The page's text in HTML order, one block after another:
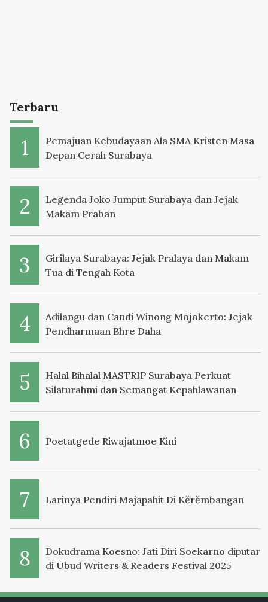
Terbaru
Pemajuan Kebudayaan Ala SMA Kristen Masa
Depan Cerah Surabaya
Legenda Joko Jumput Surabaya dan Jejak
Makam Praban
Girilaya Surabaya: Jejak Pralaya dan Makam
Tua di Tengah Kota
Adilangu dan Candi Winong Mojokerto: Jejak
Pendharmaan Bhre Daha
Halal Bihalal MASTRIP Surabaya Perkuat
Silaturahmi dan Semangat Kepahlawanan
Poetatgede Riwajatmoe Kini
Larinya Pendiri Majapahit Di Kěrěmbangan
Dokudrama Koesno: Jati Diri Soekarno diputar
di Ubud Writers & Readers Festival 2025